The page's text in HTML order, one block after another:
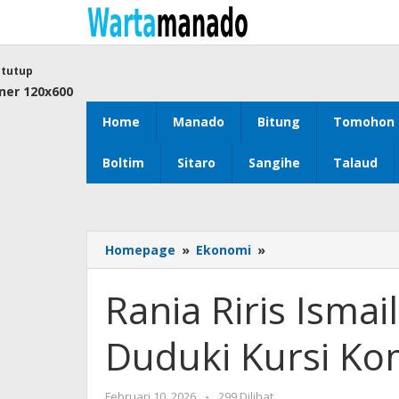
konten
Home Manado Bitung Tomohon
Boltim Sitaro Sangihe Talaud
tutup
Homepage » Ekonomi »
Riris
Disebut
Kandidat
Duduki
Rania Riris
Duduki Kursi